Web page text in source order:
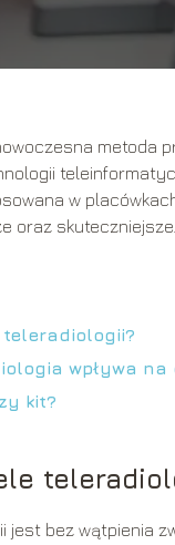
metoda
w
oraz skuteczniejsze.
teleradiologii?
wpływa
kit?
jest bez wątpienia